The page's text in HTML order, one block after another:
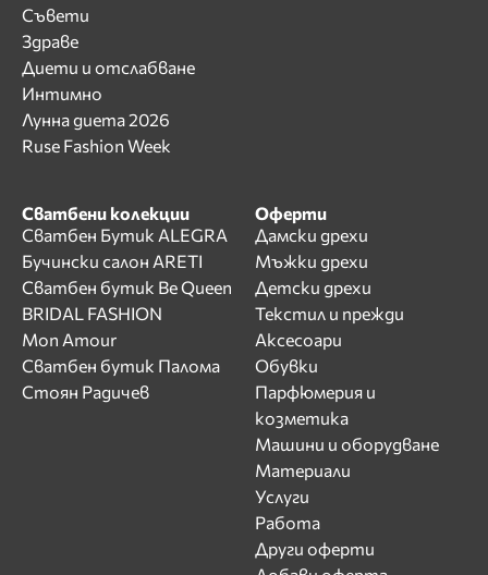
Съвети
Здраве
Диети и отслабване
Интимно
Лунна диета 2026
Ruse Fashion Week
Сватбени колекции
Сватбен Бутик ALEGRA
Бучински салон ARETI
Сватбен бутик Be Queen
BRIDAL FASHION
Mon Amour
Сватбен бутик Палома
Стоян Радичев
Оферти
Дамски дрехи
Мъжки дрехи
Детски дрехи
Текстил и прежди
Аксесоари
Обувки
Парфюмерия и
козметика
Машини и оборудване
Материали
Услуги
Работа
Други оферти